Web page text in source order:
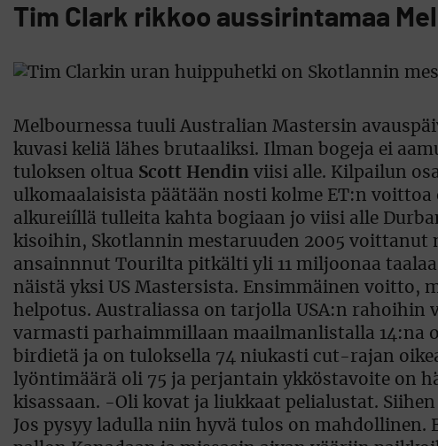
Tim Clark rikkoo aussirintamaa
Melbournessa tuuli Australian Mastersin
kuvasi keliä lähes brutaaliksi. Ilman bogeja ei
tuloksen oltua Scott Hendin viisi alle. Kilpailun
ulkomaalaisista päätään nosti kolme ET:n voittoa
alkureiíllä tulleita kahta bogiaan jo viisi alle
kisoihin, Skotlannin mestaruuden 2005 voittanut
ansainnnut Tourilta pitkälti yli 11 miljoonaa
näistä yksi US Mastersista. Ensimmäinen voitto,
helpotus. Australiassa on tarjolla USA:n
varmasti parhaimmillaan maailmanlistalla 14:na
birdietä ja on tuloksella 74 niukasti cut-rajan
lyöntimäärä oli 75 ja perjantain ykköstavoite on
kisassaan. -Oli kovat ja liukkaat pelialustat.
Jos pysyy ladulla niin hyvä tulos on mahdollinen.